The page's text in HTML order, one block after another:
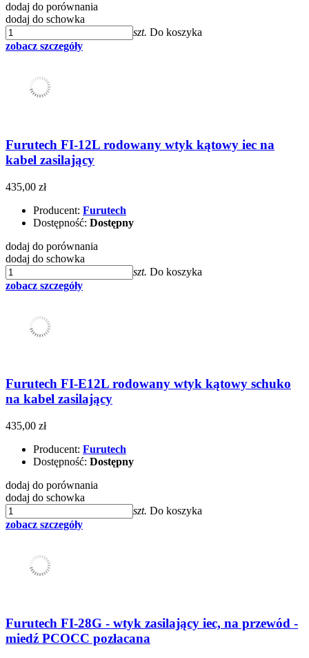
dodaj do porównania
dodaj do schowka
szt. Do koszyka
zobacz szczegóły
Furutech FI-12L rodowany wtyk kątowy iec na
kabel zasilający
435,00 zł
Producent: Furutech
Dostępność: Dostępny
dodaj do porównania
dodaj do schowka
szt. Do koszyka
zobacz szczegóły
Furutech FI-E12L rodowany wtyk kątowy schuko
na kabel zasilający
435,00 zł
Producent: Furutech
Dostępność: Dostępny
dodaj do porównania
dodaj do schowka
szt. Do koszyka
zobacz szczegóły
Furutech FI-28G - wtyk zasilający iec, na przewód -
miedź PCOCC pozłacana